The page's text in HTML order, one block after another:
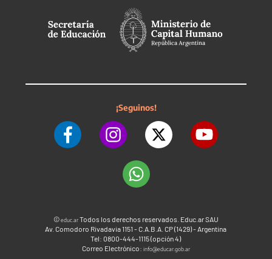
¡Seguinos!
©educ.arTodos los derechos reservados. Educ.ar SAU
Av. Comodoro Rivadavia 1151 - C.A.B.A. CP (1429) - Argentina
Tel: 0800-444-1115 (opción 4)
Correo Electrónico: info@educar.gob.ar